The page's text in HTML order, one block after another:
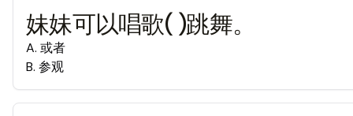
妹妹可以唱歌( )跳舞。
A. 或者
B. 参观